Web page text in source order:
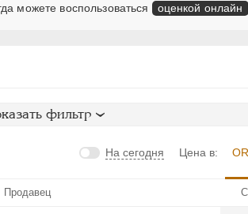
можете воспользоваться
оценкой онлайн
фильтр
На сегодня Цена в:
Продавец